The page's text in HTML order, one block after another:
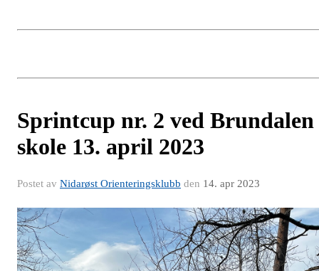
Sprintcup nr. 2 ved Brundalen
skole 13. april 2023
Postet av Nidarøst Orienteringsklubb den 14. apr 2023